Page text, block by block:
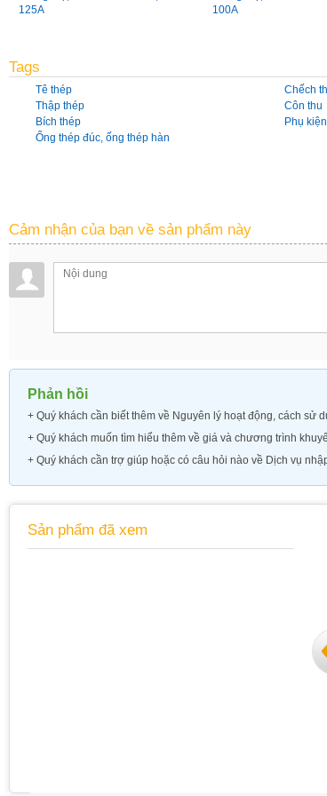
125A
100A
Tags
Tê thép Chếch
Thập thép
Côn thu
Bích thép
Phụ
Ống thép đúc, ống thép hàn
Cảm nhận của bạn về sản phẩm này
Phản hồi
+ Quý khách cần biết thêm về Nguyên lý hoạt động, cách sử
+ Quý khách muốn tìm hiểu thêm về giá và chương trình
+ Quý khách cần trợ giúp hoặc có câu hỏi nào về Dịch vụ
Sản phẩm đã xem